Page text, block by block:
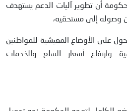
أن تطوير آليات الدعم يستهدف
وصوله إلى مستحقيه،
على الأوضاع المعيشية للمواطنين
أسعار السلع والخدمات